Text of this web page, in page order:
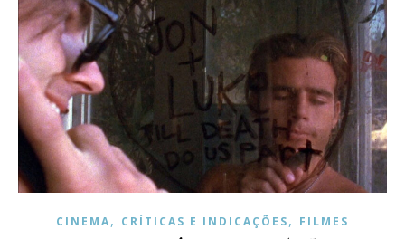
CINEMA, CRÍTICAS E INDICAÇÕES, FILMES